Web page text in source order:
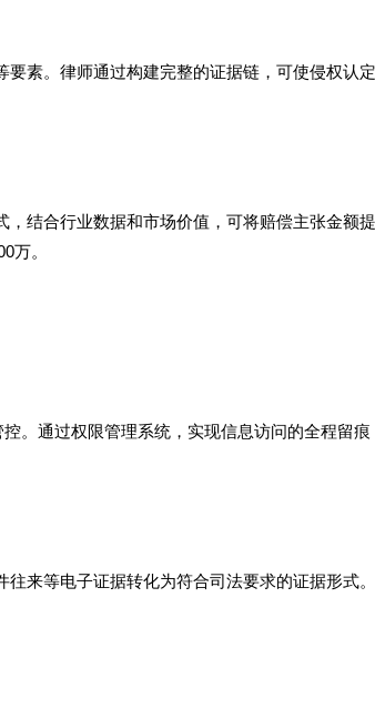
素。律师通过构建完整的证据链，可使侵权认
结合行业数据和市场价值，可将赔偿主张金额
万。
。通过权限管理系统，实现信息访问的全程留痕
来等电子证据转化为符合司法要求的证据形式